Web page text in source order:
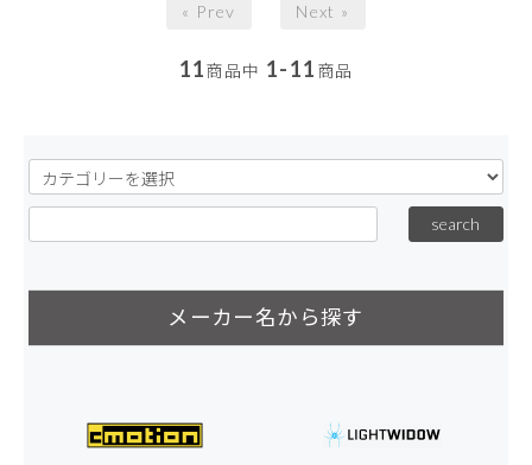
« Prev Next »
11商品中 1-11 商品
メーカー名から探す